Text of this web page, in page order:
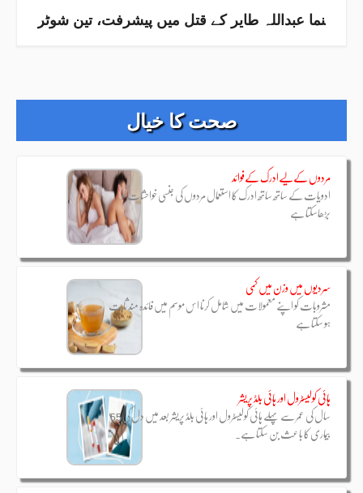
صحت کا خیال
مردوں کےلیےادرک کےفوائد
ادویات کے ساتھ ساتھ ادرک کا استعمال مردوں کی جنسی خواحشات کو
بڑھاسکتا ہے
سردیوں میں وزن میں کمی
مشروبات کو اپنے معمولات میں شامل کرنا اس موسم میں فائدہ مند ثابت
ہو سکتا ہے
ہائی کولیسٹرول اور ہائی بلڈ پریشر
55 سال کی عمر سے پہلے ہائی کولیسٹرول اور ہائی بلڈ پریشر بعد میں دل کی
بیماری کا باعث بن سکتا ہے۔